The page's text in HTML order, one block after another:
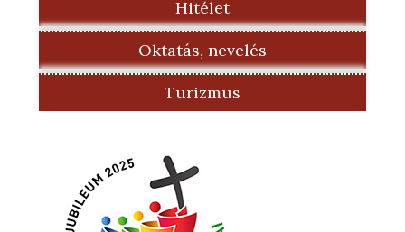
Hitélet
Oktatás, nevelés
Turizmus